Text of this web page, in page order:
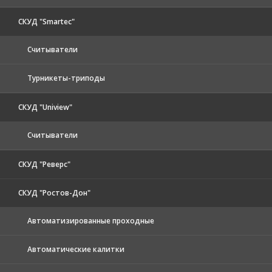
СКУД "Smartec"
Считыватели
Турникеты-триподы
СКУД "Uniview"
Считыватели
СКУД "Реверс"
СКУД "Ростов-Дон"
Автоматизированные проходные
Автоматические калитки